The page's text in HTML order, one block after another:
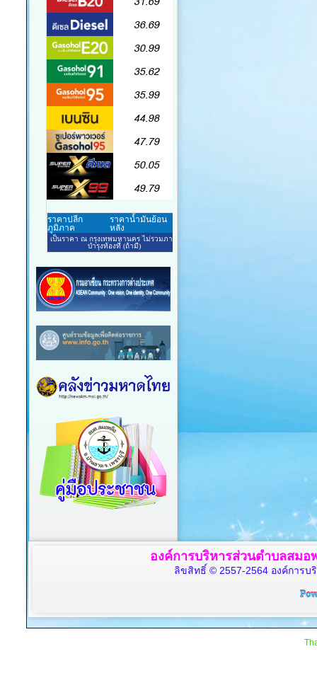
องค์การบริหารส่วนตำบลสมอ
ลิขสิทธิ์ © 2557-2564 องค์การ